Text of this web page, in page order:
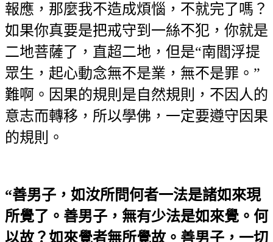
報應，那麼我不造成煩惱，不就完了嗎？
如果你真要是把戒守到一絲不犯，你就是
二地菩薩了，直超二地，但是“南閻浮提
眾生，起心動念無不是業，無不是罪。”
難啊。因果的規則是自然規則，不因人的
意志而轉移，所以學佛，一定要遵守因果
的規則。
“善男子，如汝所問何者一法是諸如來現
所覺了。善男子，無有少法是如來覺。何
以故？如來覺者無所覺故。善男子，一切